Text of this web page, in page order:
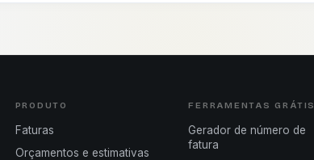
PRODUTO
Faturas
Orçamentos e estimativas
FERRAMENTAS GRÁTIS
Gerador de número de
fatura